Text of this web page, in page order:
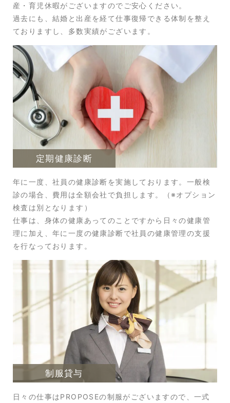
産・育児休暇がございますのでご安心ください。
過去にも、結婚と出産を経て仕事復帰できる体制を整え
ておりますし、多数実績がございます。
定期健康診断
年に一度、社員の健康診断を実施しております。一般検
診の場合、費用は全額会社で負担します。（※オプション
検査は別となります）
仕事は、身体の健康あってのことですから日々の健康管
理に加え、年に一度の健康診断で社員の健康管理の支援
を行なっております。
制服貸与
日々の仕事はPROPOSEの制服がございますので、一式